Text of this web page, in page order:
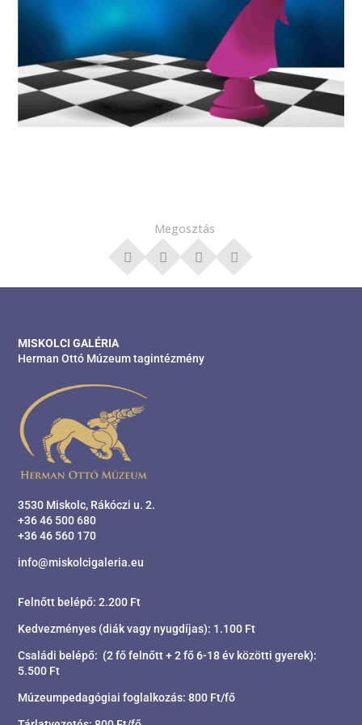
Megosztás
MISKOLCI GALÉRIA
Herman Ottó Múzeum tagintézmény
3530 Miskolc, Rákóczi u. 2.
+36 46 500 680
+36 46 560 170
info@miskolcigaleria.eu
Felnőtt belépő: 2.200 Ft
Kedvezményes (diák vagy nyugdíjas): 1.100 Ft
Családi belépő: (2 fő felnőtt + 2 fő 6-18 év közötti gyerek):
5.500 Ft
Múzeumpedagógiai foglalkozás: 800 Ft/fő